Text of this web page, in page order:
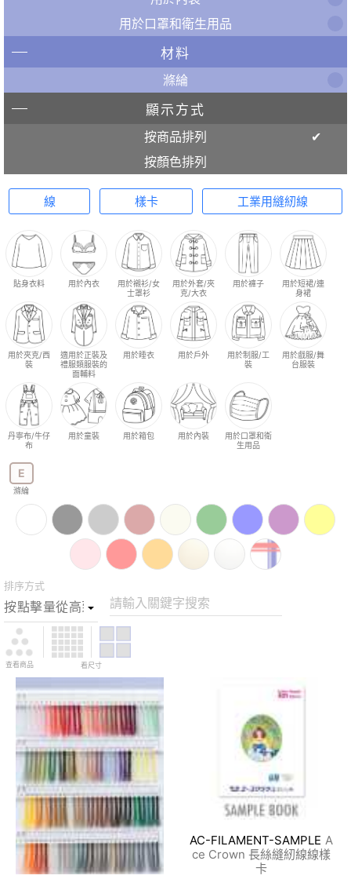
用於口罩和衛生用品
材料
滌綸
顯示方式
按商品排列
按顏色排列
線 樣卡 工業用縫紉線
貼身衣料 用於內衣
用於襯衫/女
士罩衫
用於外套/夾
克/大衣
用於褲子
用於短裙/連
身裙
用於夾克/西
裝
適用於正裝及
禮服類服裝的
面輔料
用於睡衣 用於戶外
用於制服/工
裝
用於戲服/舞
台服裝
丹寧布/牛仔
布
用於童裝 用於箱包 用於內裝
用於口罩和衛
生用品
E
滌綸
排序方式
請輸入關鍵字搜索
查看商品 看尺寸
AC-FILAMENT-SAMPLE A
ce Crown 長絲縫紉線線樣
卡